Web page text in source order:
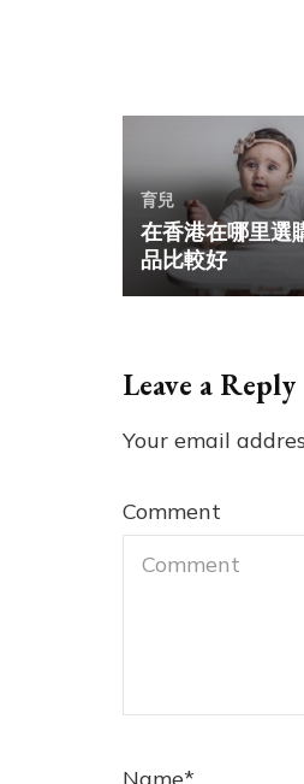
育兒
在香港在哪里選
品比較好
Leave a Reply
Your email
Comment